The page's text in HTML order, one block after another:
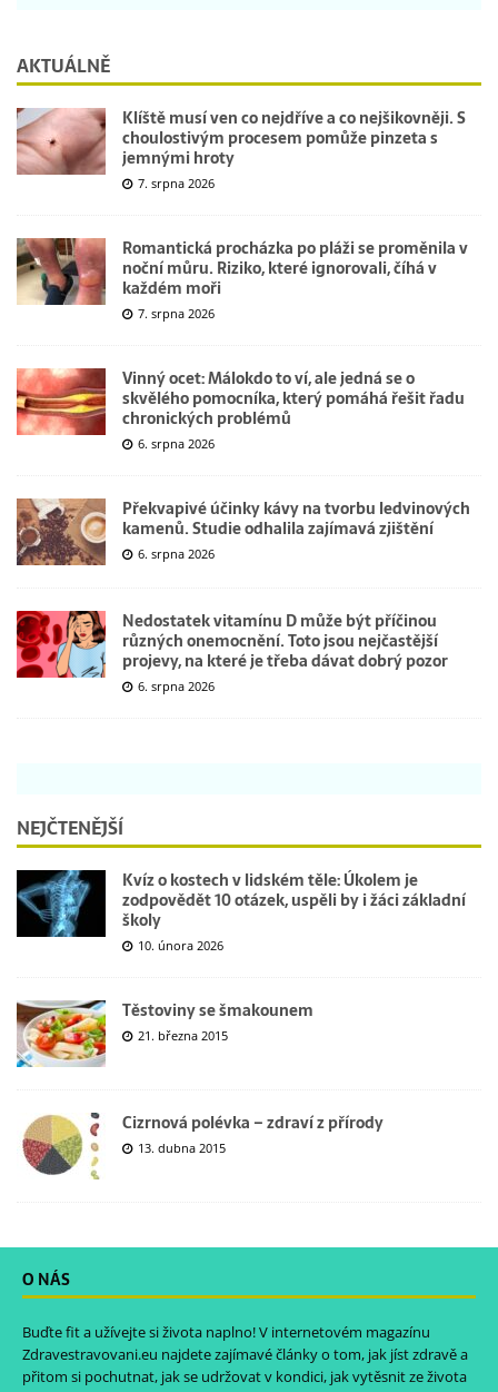
AKTUÁLNĚ
Klíště musí ven co nejdříve a co nejšikovněji. S
choulostivým procesem pomůže pinzeta s
jemnými hroty
7. srpna 2026
Romantická procházka po pláži se proměnila v
noční můru. Riziko, které ignorovali, číhá v
každém moři
7. srpna 2026
Vinný ocet: Málokdo to ví, ale jedná se o
skvělého pomocníka, který pomáhá řešit řadu
chronických problémů
6. srpna 2026
Překvapivé účinky kávy na tvorbu ledvinových
kamenů. Studie odhalila zajímavá zjištění
6. srpna 2026
Nedostatek vitamínu D může být příčinou
různých onemocnění. Toto jsou nejčastější
projevy, na které je třeba dávat dobrý pozor
6. srpna 2026
NEJČTENĚJŠÍ
Kvíz o kostech v lidském těle: Úkolem je
zodpovědět 10 otázek, uspěli by i žáci základní
školy
10. února 2026
Těstoviny se šmakounem
21. března 2015
Cizrnová polévka – zdraví z přírody
13. dubna 2015
O NÁS
Buďte fit a užívejte si života naplno! V internetovém magazínu
Zdravestravovani.eu najdete zajímavé články o tom, jak jíst zdravě a
přitom si pochutnat, jak se udržovat v kondici, jak vytěsnit ze života